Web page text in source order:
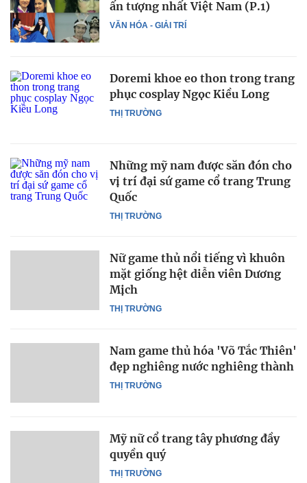
VĂN HÓA - GIẢI TRÍ
ấn tượng nhất Việt Nam (P.1)
THỊ TRƯỜNG
Doremi khoe eo thon trong trang
phục cosplay Ngọc Kiều Long
THỊ TRƯỜNG
Những mỹ nam được săn đón cho
vị trí đại sứ game cổ trang Trung
Quốc
THỊ TRƯỜNG
Nữ game thủ nổi tiếng vì khuôn
mặt giống hệt diễn viên Dương
Mịch
THỊ TRƯỜNG
Nam game thủ hóa 'Võ Tắc Thiên'
đẹp nghiêng nước nghiêng thành
THỊ TRƯỜNG
Mỹ nữ cổ trang tây phương đầy
quyền quý